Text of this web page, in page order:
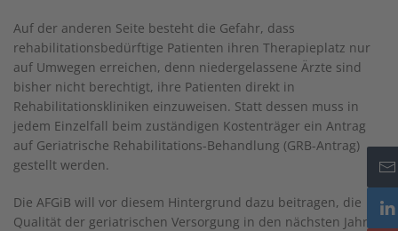
Auf der anderen Seite besteht die Gefahr, dass
rehabilitationsbedürftige Patienten ihren Therapieplatz nur
auf Umwegen erreichen, denn niedergelassene Ärzte sind
bisher nicht berechtigt, ihre Patienten direkt in
Rehabilitationskliniken einzuweisen. Statt dessen muss in
jedem Einzelfall beim zuständigen Kostenträger ein Antrag
auf Geriatrische Rehabilitations-Behandlung (GRB-Antrag)
gestellt werden.
Die AFGiB will vor diesem Hintergrund dazu beitragen, die
Qualität der geriatrischen Versorgung in den nächsten Jahren